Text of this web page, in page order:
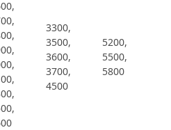
3300,
3500,
3600,
3700,
4500
5200,
5500,
5800